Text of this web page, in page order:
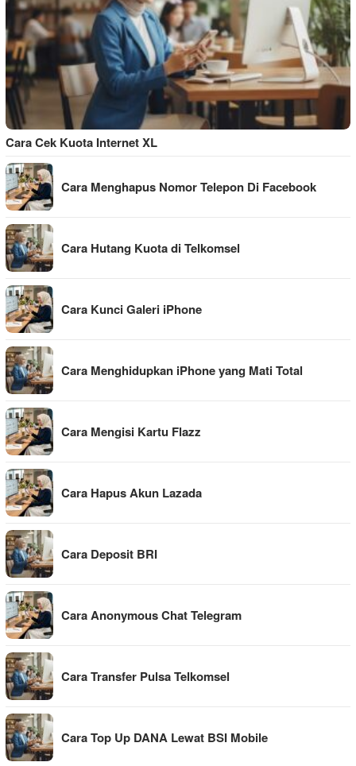
Cara Cek Kuota Internet XL
Cara Menghapus Nomor Telepon Di Facebook
Cara Hutang Kuota di Telkomsel
Cara Kunci Galeri iPhone
Cara Menghidupkan iPhone yang Mati Total
Cara Mengisi Kartu Flazz
Cara Hapus Akun Lazada
Cara Deposit BRI
Cara Anonymous Chat Telegram
Cara Transfer Pulsa Telkomsel
Cara Top Up DANA Lewat BSI Mobile